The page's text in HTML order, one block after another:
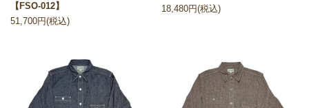
【FSO-012】
51,700円(税込)
18,480円(税込)